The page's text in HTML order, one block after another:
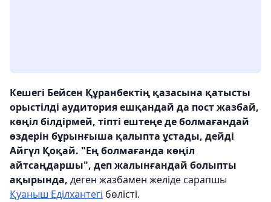
Кешегі Бейсен Құранбектің қазасына қатысты
орыстілді аудитория ешқандай да пост жазбай,
көңіл білдірмей, тіпті ештеңе де болмағандай
өздерін бұрынғыша қалыпта ұстады, дейді
Айгүл Қоқай. "Ең болмағанда көңіл
айтсаңдаршы", деп жалынғандай болыпты
ақырында, деген жазбамен желіде сарапшы
Қуаныш Еділхантегі бөлісті.